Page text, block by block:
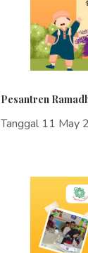
Pesantren
Tanggal 11 May